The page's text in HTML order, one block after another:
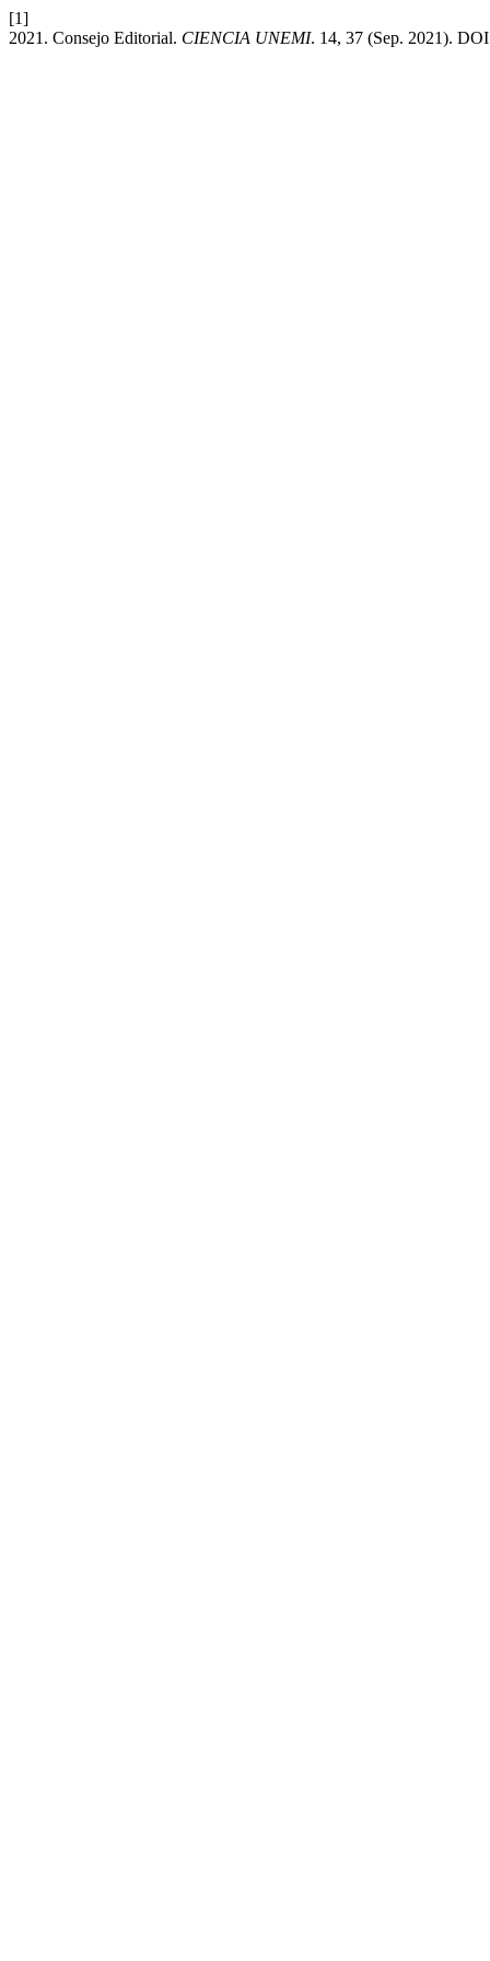
[1]
2021. Consejo Editorial. CIENCIA UNEMI. 14, 37 (Sep. 2021).